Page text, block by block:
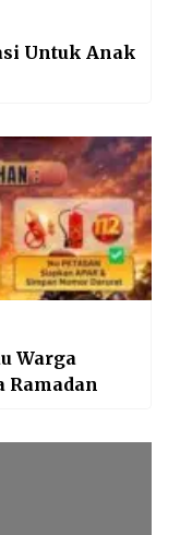
Untuk Anak
Warga
Ramadan